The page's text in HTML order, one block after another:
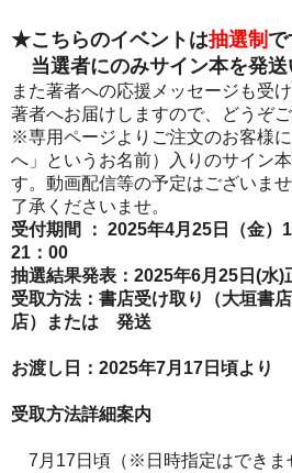
★こちらのイベントは抽選制 で
当選者にのみサイン本を発送
また著者への応援メッセージも受
著者へお届けしますので、どうぞご
※専用ページよりご注文のお客様
へ」というお名前）入りのサイン
す。動画配信等の予定はございま
了承くださいませ。
受付期間 ： 2025年4月25日（金）
21：00
抽選結果発表：2025年6月25日(水)
受取方法： 書店受け取り（大垣書
店）または 発送
お渡し日： 2025年7月17 日頃より
受取方法詳細案内
7月17日頃（※日時指定はできま